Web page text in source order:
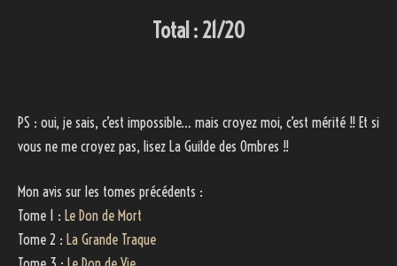
Total : 21/20
PS : oui, je sais, c’est impossible… mais croyez moi, c’est mérité !! Et si
vous ne me croyez pas, lisez La Guilde des Ombres !!
Mon avis sur les tomes précédents :
Tome 1 : Le Don de Mort
Tome 2 : La Grande Traque